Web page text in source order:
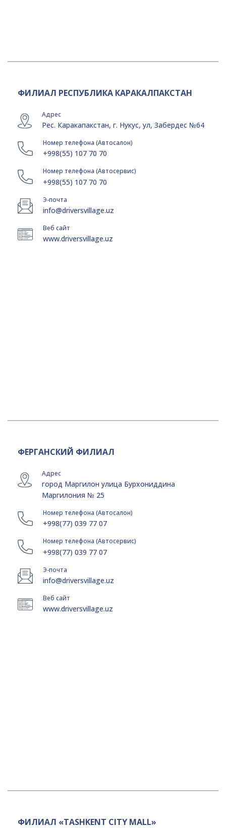
ФИЛИАЛ РЕСПУБЛИКА КАРАКАЛПАКСТАН
Адрес
Рес. Каракапакстан, г. Нукус, ул, Забердес №64
Номер телефона (Автосалон)
+998(55) 107 70 70
Номер телефона (Автосервис)
+998(55) 107 70 70
Э-почта
info@driversvillage.uz
Веб сайт
www.driversvillage.uz
ФЕРГАНСКИЙ ФИЛИАЛ
Адрес
город Маргилон улица Бурхониддина
Маргилония № 25
Номер телефона (Автосалон)
+998(77) 039 77 07
Номер телефона (Автосервис)
+998(77) 039 77 07
Э-почта
info@driversvillage.uz
Веб сайт
www.driversvillage.uz
ФИЛИАЛ «TASHKENT CITY MALL»